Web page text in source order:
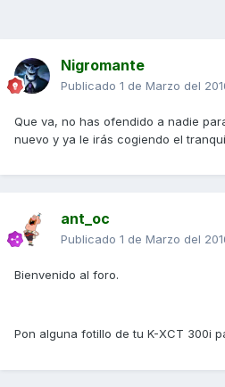
Nigromante
Publicado 1 de Marzo del
Que va, no has ofendido a nadie
nuevo y ya le irás cogiendo el
ant_oc
Publicado 1 de Marzo del
Bienvenido al foro.
Pon alguna fotillo de tu K-XCT 300i